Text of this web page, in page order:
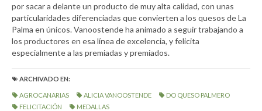
por sacar a delante un producto de muy alta calidad, con unas
particularidades diferenciadas que convierten a los quesos de La
Palma en únicos. Vanoostende ha animado a seguir trabajando a
los productores en esa línea de excelencia, y felicita
especialmente a las premiadas y premiados.
ARCHIVADO EN:
AGROCANARIAS ALICIA VANOOSTENDE
DO QUESO PALMERO
FELICITACIÓN
MEDALLAS